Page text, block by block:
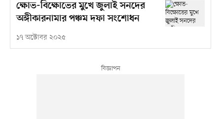
ক্ষোভ-বিক্ষোভের মুখে জুলাই সনদের
অঙ্গীকারনামার পঞ্চম দফা সংশোধন
১৭ অক্টোবর ২০২৫